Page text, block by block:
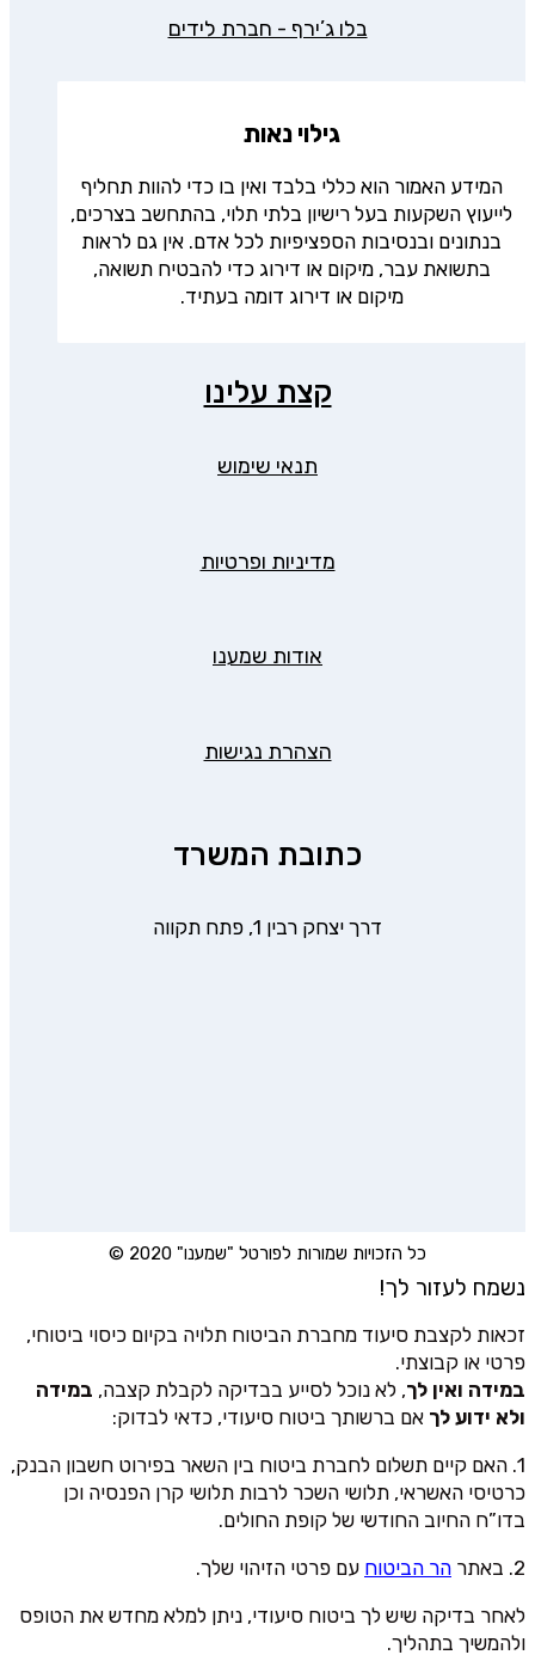
בלו ג’ירף - חברת לידים
גילוי נאות
המידע האמור הוא כללי בלבד ואין בו כדי להוות תחליף
לייעוץ השקעות בעל רישיון בלתי תלוי, בהתחשב בצרכים,
בנתונים ובנסיבות הספציפיות לכל אדם. אין גם לראות
בתשואת עבר, מיקום או דירוג כדי להבטיח תשואה,
מיקום או דירוג דומה בעתיד.
קצת עלינו
תנאי שימוש
מדיניות ופרטיות
אודות שמענו
הצהרת נגישות
כתובת המשרד
דרך יצחק רבין 1, פתח תקווה
כל הזכויות שמורות לפורטל "שמענו" 2020 ©
נשמח לעזור לך!
זכאות לקצבת סיעוד מחברת הביטוח תלויה בקיום כיסוי ביטוחי,
פרטי או קבוצתי.
במידה ואין לך, לא נוכל לסייע בבדיקה לקבלת קצבה, במידה
ולא ידוע לך אם ברשותך ביטוח סיעודי, כדאי לבדוק:
1. האם קיים תשלום לחברת ביטוח בין השאר בפירוט חשבון הבנק,
כרטיסי האשראי, תלושי השכר לרבות תלושי קרן הפנסיה וכן
בדו”ח החיוב החודשי של קופת החולים.
2. באתר
הר הביטוח עם פרטי הזיהוי שלך.
לאחר בדיקה שיש לך ביטוח סיעודי, ניתן למלא מחדש את הטופס
ולהמשיך בתהליך.